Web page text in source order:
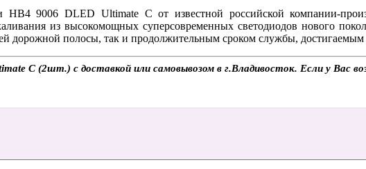
9006 DLED Ultimate C от известной российской компании-
из высокомощных суперсовременных светодиодов нового
дорожной полосы, так и продолжительным сроком службы, достигаемым
C (2шт.) с доставкой или самовывозом в г.Владивосток. Если у Вас